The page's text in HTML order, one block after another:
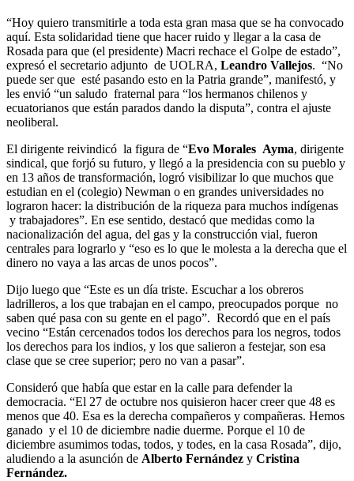
“Hoy quiero transmitirle a toda esta gran masa que se ha convocado
aquí. Esta solidaridad tiene que hacer ruido y llegar a la casa de
Rosada para que (el presidente) Macri rechace el Golpe de estado”,
expresó el secretario adjunto de UOLRA, Leandro Vallejos. “No
puede ser que esté pasando esto en la Patria grande”, manifestó, y
les envió “un saludo fraternal para “los hermanos chilenos y
ecuatorianos que están parados dando la disputa”, contra el ajuste
neoliberal.
El dirigente reivindicó la figura de “Evo Morales Ayma, dirigente
sindical, que forjó su futuro, y llegó a la presidencia con su pueblo y
en 13 años de transformación, logró visibilizar lo que muchos que
estudian en el (colegio) Newman o en grandes universidades no
lograron hacer: la distribución de la riqueza para muchos indígenas
y trabajadores”. En ese sentido, destacó que medidas como la
nacionalización del agua, del gas y la construcción vial, fueron
centrales para lograrlo y “eso es lo que le molesta a la derecha que el
dinero no vaya a las arcas de unos pocos”.
Dijo luego que “Este es un día triste. Escuchar a los obreros
ladrilleros, a los que trabajan en el campo, preocupados porque no
saben qué pasa con su gente en el pago”. Recordó que en el país
vecino “Están cercenados todos los derechos para los negros, todos
los derechos para los indios, y los que salieron a festejar, son esa
clase que se cree superior; pero no van a pasar”.
Consideró que había que estar en la calle para defender la
democracia. “El 27 de octubre nos quisieron hacer creer que 48 es
menos que 40. Esa es la derecha compañeros y compañeras. Hemos
ganado y el 10 de diciembre nadie duerme. Porque el 10 de
diciembre asumimos todas, todos, y todes, en la casa Rosada”, dijo,
aludiendo a la asunción de Alberto Fernández y Cristina
Fernández.